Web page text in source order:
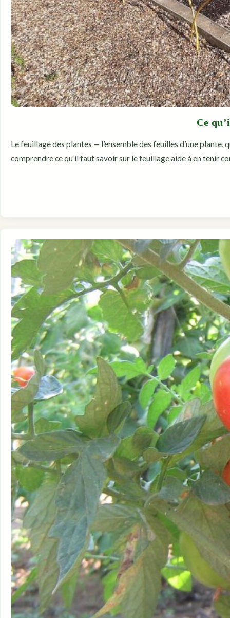
Ce
Le feuillage des plantes — l’ensemble des feuilles d’une
comprendre ce qu’il faut savoir sur le feuillage aide à en tenir